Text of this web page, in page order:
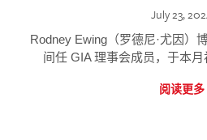
July 23,
Rodney Ewing（罗德尼·尤因）
间任 GIA 理事会成员，于本月
阅读更多